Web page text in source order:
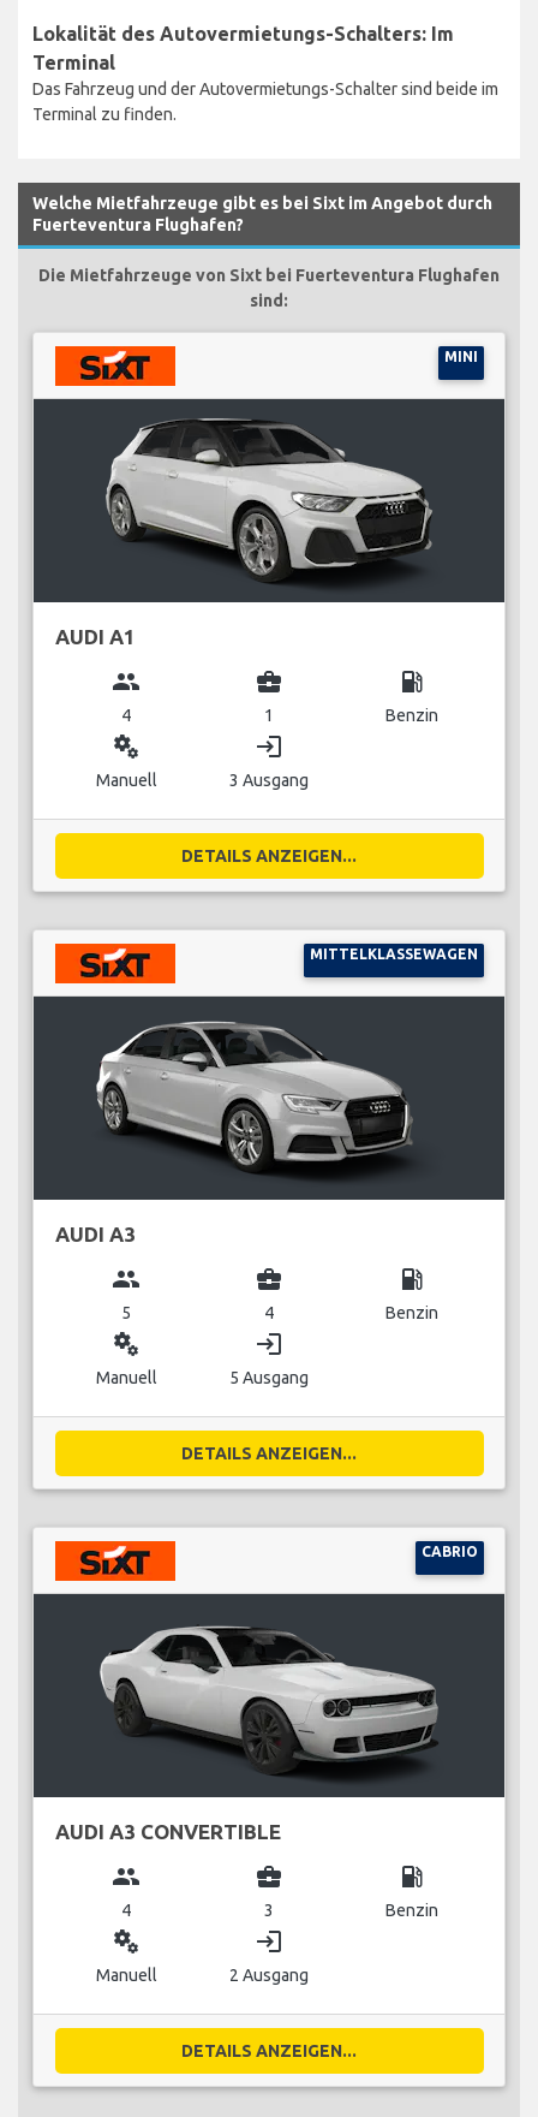
Lokalität des Autovermietungs-Schalters: Im
Terminal
Das Fahrzeug und der Autovermietungs-Schalter sind beide im
Terminal zu finden.
Welche Mietfahrzeuge gibt es bei Sixt im Angebot durch
Fuerteventura Flughafen?
Die Mietfahrzeuge von Sixt bei Fuerteventura Flughafen
sind:
MINI
AUDI A1
group
4
business_center
1
local_gas_station
Benzin
miscellaneous_services
Manuell
login
3 Ausgang
DETAILS ANZEIGEN...
MITTELKLASSEWAGEN
AUDI A3
group
5
business_center
4
local_gas_station
Benzin
miscellaneous_services
Manuell
login
5 Ausgang
DETAILS ANZEIGEN...
CABRIO
AUDI A3 CONVERTIBLE
group
4
business_center
3
local_gas_station
Benzin
miscellaneous_services
Manuell
login
2 Ausgang
DETAILS ANZEIGEN...